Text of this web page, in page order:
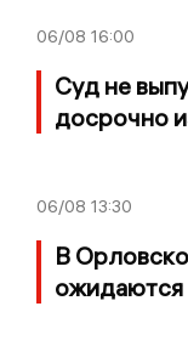
06/08 16:00
Суд не
досрочно
06/08 13:30
В
ожидаются